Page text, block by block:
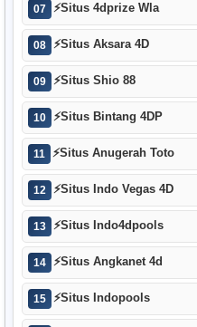
07 ⚡Situs 4dprize Wla
08 ⚡Situs Aksara 4D
09 ⚡Situs Shio 88
10 ⚡Situs Bintang 4DP
11 ⚡Situs Anugerah Toto
12 ⚡Situs Indo Vegas 4D
13 ⚡Situs Indo4dpools
14 ⚡Situs Angkanet 4d
15 ⚡Situs Indopools